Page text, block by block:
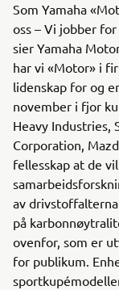
Som Yamaha
oss – Vi jobber
sier Yamaha
har vi «Motor» i
lidenskap for og
november i fjor
Heavy Industries,
Corporation,
fellesskap at de
av
på
ovenfor, som er
for publikum.